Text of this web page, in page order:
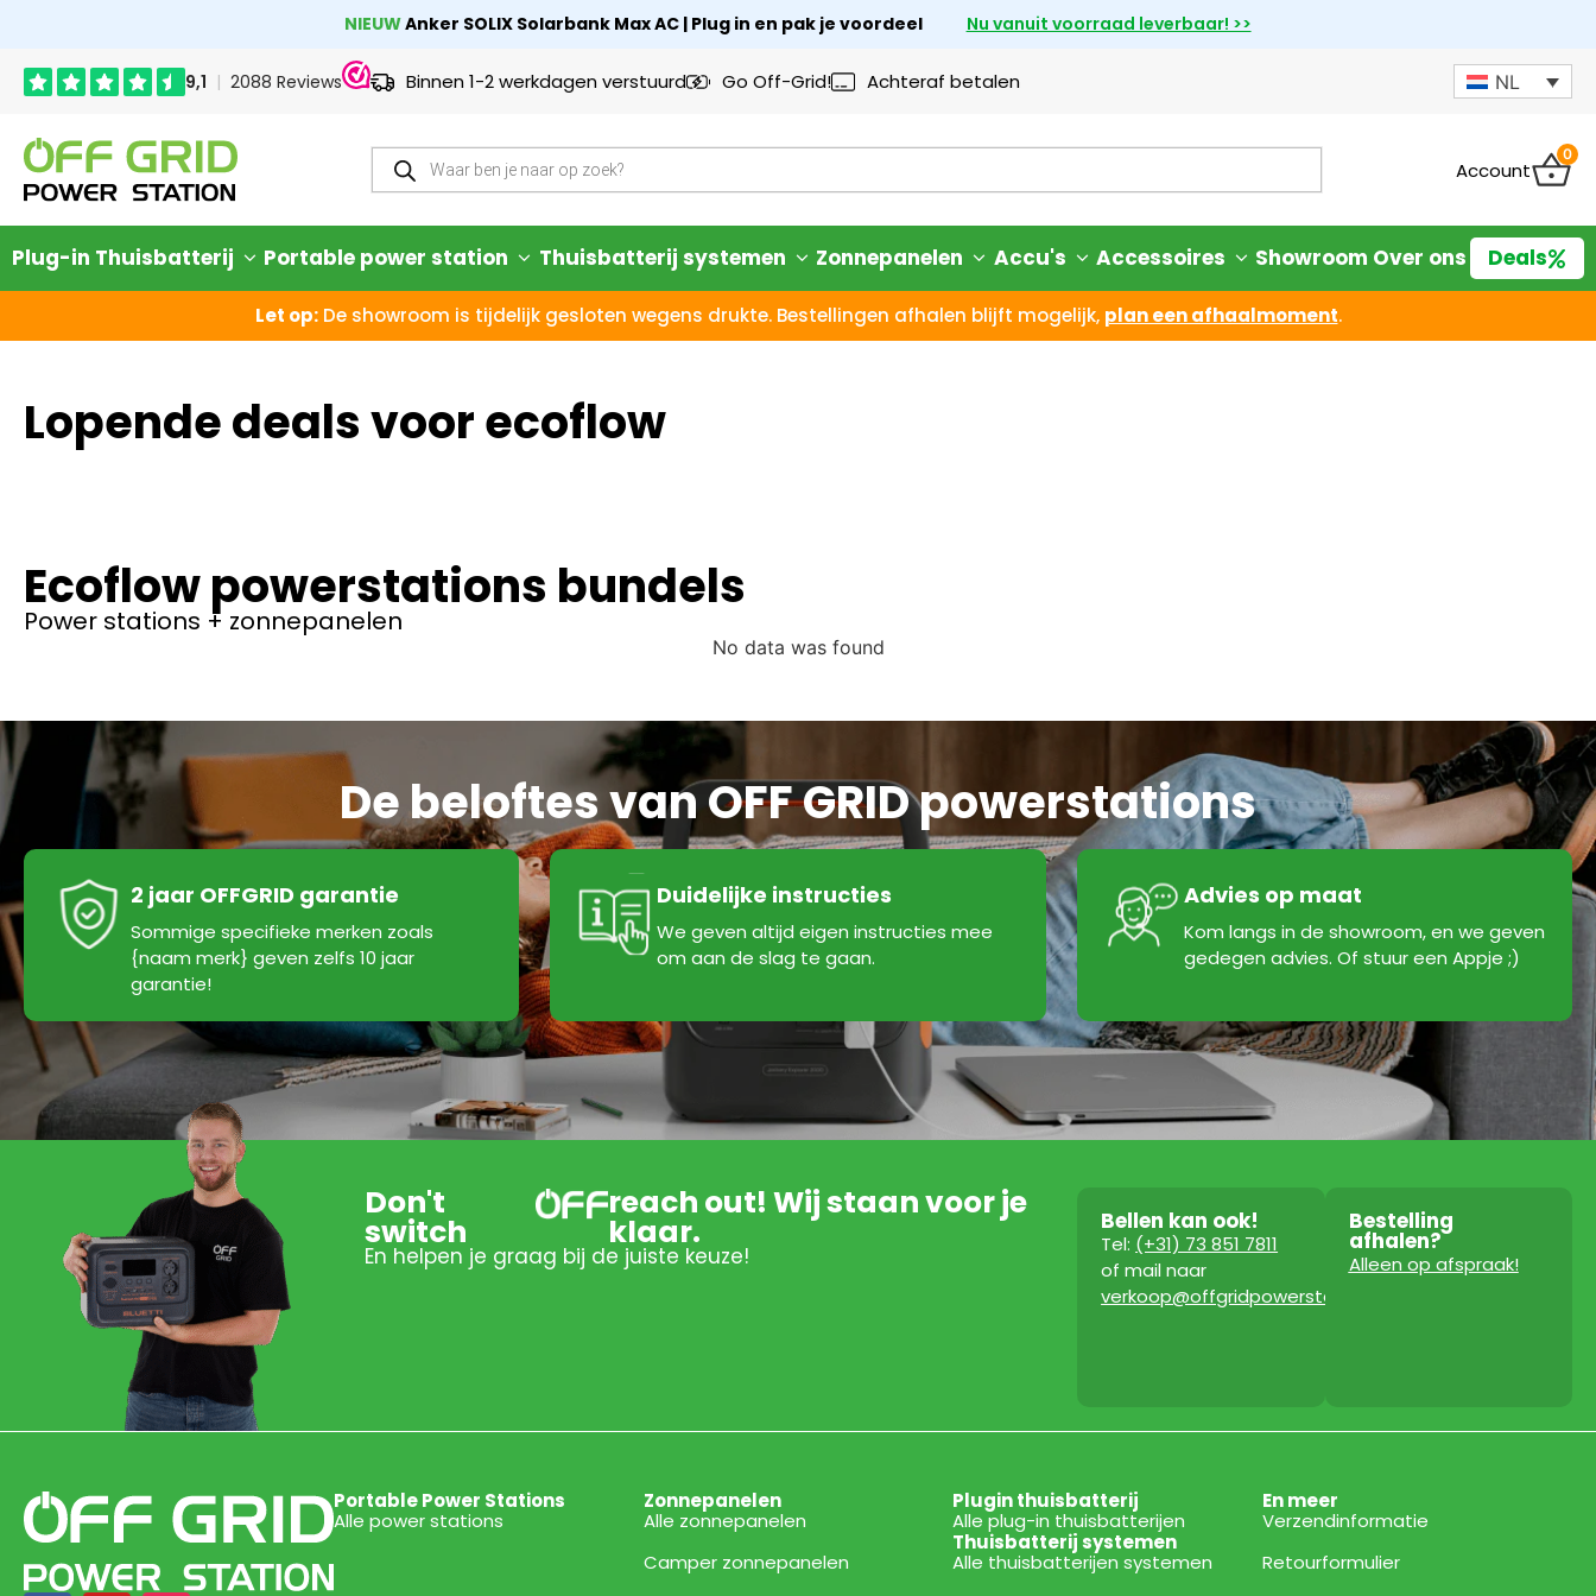
NIEUWAnker SOLIX Solarbank Max AC | Plug in en pak je voordeel Nu vanuit voorraad leverbaar! >>
Binnen 1-2 werkdagen verstuurd Go Off-Grid! Achteraf betalen NL
Account
0
Plug-in Thuisbatterij Portable power station Thuisbatterij systemen Zonnepanelen Accu's Accessoires Showroom Over ons Deals
Let op:De showroom is tijdelijk gesloten wegens drukte. Bestellingen afhalen blijft mogelijk, plan een afhaalmoment.
Lopende deals voor ecoflow
Ecoflow powerstations bundels
Power stations + zonnepanelen
No data was found
De beloftes van OFF GRID powerstations
2 jaar OFFGRID garantie
Sommige specifieke merken zoals
{naam merk} geven zelfs 10 jaar
garantie!
Duidelijke instructies
We geven altijd eigen instructies mee
om aan de slag te gaan.
Advies op maat
Kom langs in de showroom, en we geven
gedegen advies. Of stuur een Appje ;)
Don't
switch
reach out! Wij staan voor je
klaar.
En helpen je graag bij de juiste keuze!
Bellen kan ook!
Tel: (+31) 73 851 7811
of mail naar
verkoop@offgridpowerstation.com
Bestelling
afhalen?
Alleen op afspraak!
Portable Power Stations
Alle power stations
Zonnepanelen
Alle zonnepanelen
Camper zonnepanelen
Plugin thuisbatterij
Alle plug-in thuisbatterijen
Thuisbatterij systemen
Alle thuisbatterijen systemen
En meer
Verzendinformatie
Retourformulier